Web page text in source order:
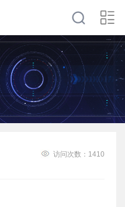
访问次数： 1410